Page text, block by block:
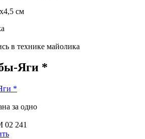
см
в технике майолика
Яги *
за одно
02 241